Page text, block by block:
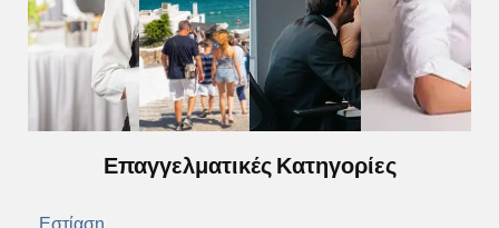
Επαγγελματικές Κατηγορίες
Εστίαση